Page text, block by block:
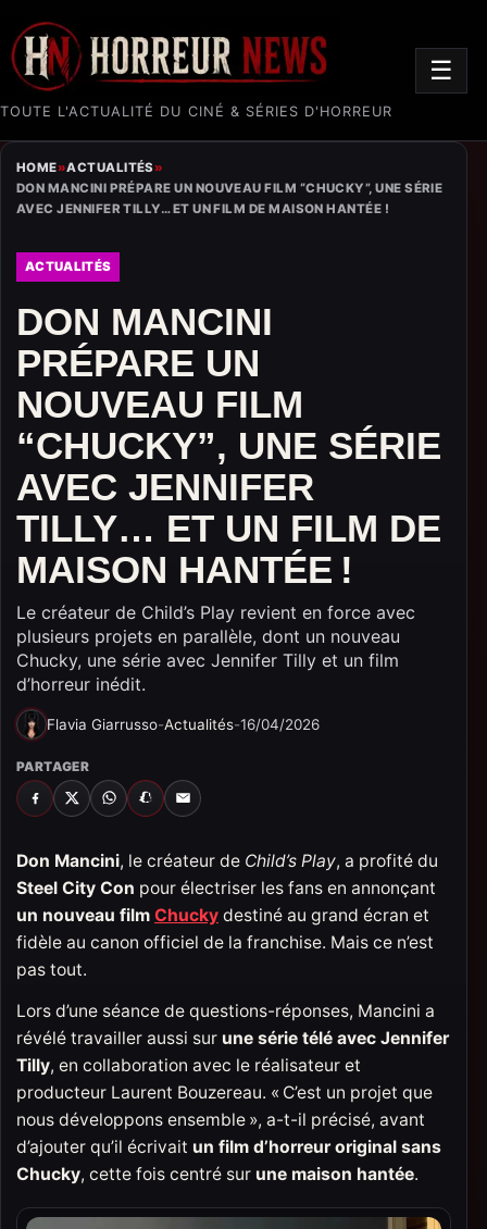
TOUTE L'ACTUALITÉ DU CINÉ & SÉRIES D'HORREUR
☰
HOME»ACTUALITÉS»
DON MANCINI PRÉPARE UN NOUVEAU FILM “CHUCKY”, UNE SÉRIE
AVEC JENNIFER TILLY… ET UN FILM DE MAISON HANTÉE !
ACTUALITÉS
DON MANCINI
PRÉPARE UN
NOUVEAU FILM
“CHUCKY”, UNE SÉRIE
AVEC JENNIFER
TILLY… ET UN FILM DE
MAISON HANTÉE !
Le créateur de Child’s Play revient en force avec
plusieurs projets en parallèle, dont un nouveau
Chucky, une série avec Jennifer Tilly et un film
d’horreur inédit.
Flavia Giarrusso-Actualités-16/04/2026
PARTAGER
FACEBOOK
X WHATSAPP
SNAPCHAT
EMAIL
Don Mancini, le créateur de Child’s Play, a profité du
Steel City Con pour électriser les fans en annonçant
un nouveau film Chucky destiné au grand écran et
fidèle au canon officiel de la franchise. Mais ce n’est
pas tout.
Lors d’une séance de questions-réponses, Mancini a
révélé travailler aussi sur une série télé avec Jennifer
Tilly, en collaboration avec le réalisateur et
producteur Laurent Bouzereau. « C’est un projet que
nous développons ensemble », a-t-il précisé, avant
d’ajouter qu’il écrivait un film d’horreur original sans
Chucky, cette fois centré sur une maison hantée.